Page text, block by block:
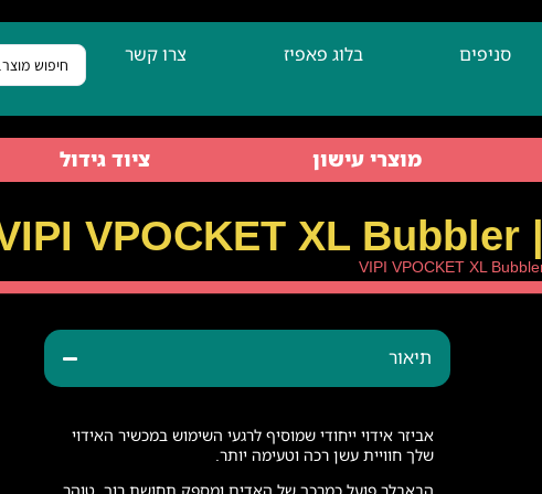
סניפים בלוג פאפיז צרו קשר
מוצרי עישון ציוד גידול
תיאור
אביזר אידוי ייחודי שמוסיף לרגעי השימוש במכשיר האידוי
שלך חוויית עשן רכה וטעימה יותר.